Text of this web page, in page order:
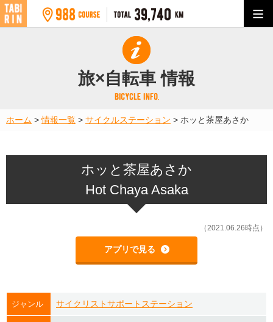
旅×自転車 情報
ホーム >情報一覧 > サイクルステーション > ホッと茶屋あさか
ホッと茶屋あさか
Hot Chaya Asaka
（2021.06.26時点）
アプリで見る
ジャンル サイクリストサポートステーション